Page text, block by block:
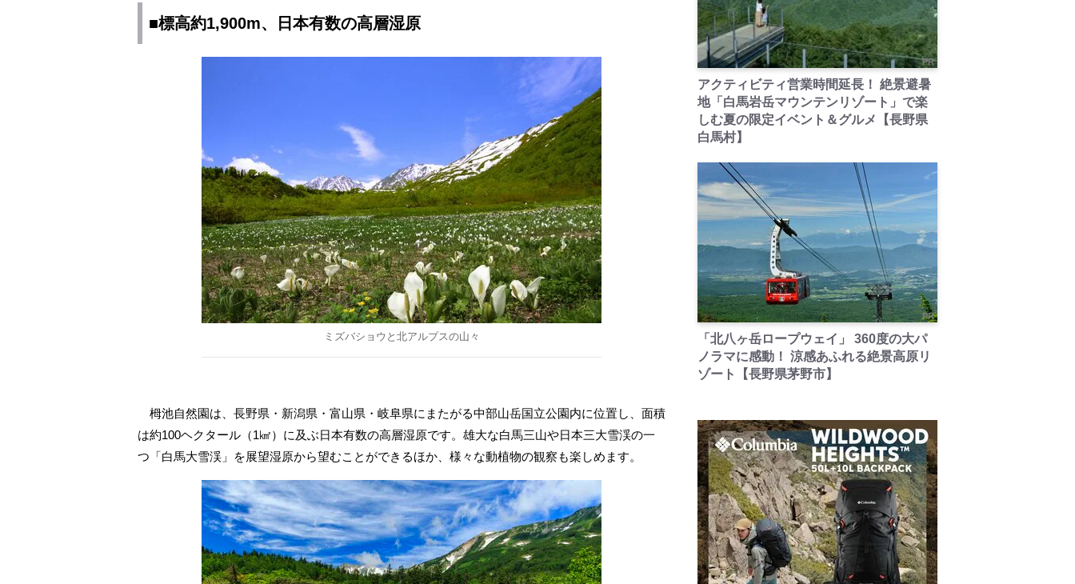
■標高約1,900m、日本有数の高層湿原
ミズバショウと北アルプスの山々
栂池自然園は、長野県・新潟県・富山県・岐阜県にまたがる中部山岳国立公園内に位置し、面積
は約100ヘクタール（1㎢）に及ぶ日本有数の高層湿原です。雄大な白馬三山や日本三大雪渓の一
つ「白馬大雪渓」を展望湿原から望むことができるほか、様々な動植物の観察も楽しめます。
PR
アクティビティ営業時間延長！ 絶景避暑
地「白馬岩岳マウンテンリゾート」で楽
しむ夏の限定イベント＆グルメ【長野県
白馬村】
PR
「北八ヶ岳ロープウェイ」 360度の大パ
ノラマに感動！ 涼感あふれる絶景高原リ
ゾート【長野県茅野市】